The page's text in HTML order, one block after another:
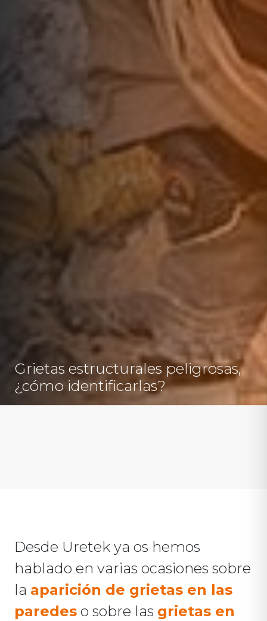
Grietas estructurales peligrosas,
¿cómo identificarlas?
Desde Uretek ya os hemos
hablado en varias ocasiones sobre
la aparición de grietas en las
paredes o sobre las grietas en